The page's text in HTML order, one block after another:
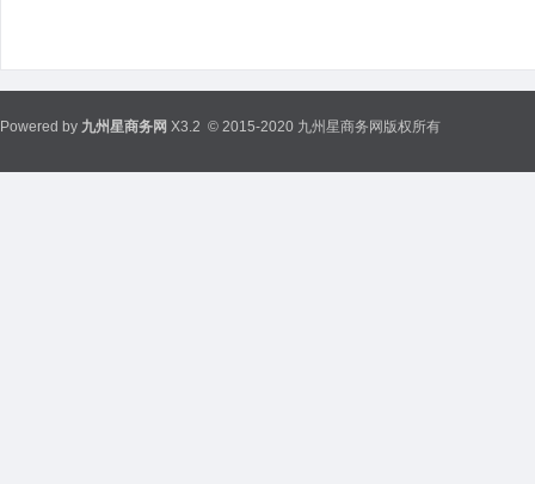
Powered by 九州星商务网 X3.2 © 2015-2020 九州星商务网版权所有